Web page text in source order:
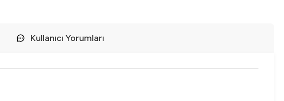
Kullanıcı Yorumları